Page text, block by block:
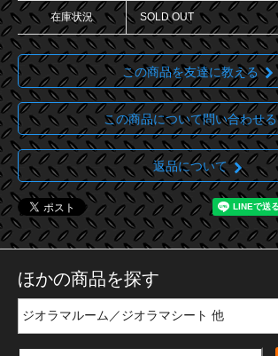
在庫状況 SOLD OUT
この商品を友達に教える
この商品について問い合わせる
返品について
ほかの商品を探す